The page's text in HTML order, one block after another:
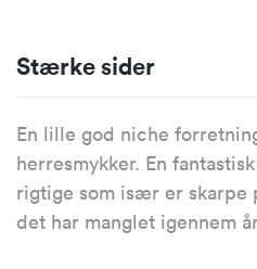
Stærke sider
En lille god niche
herresmykker. En
rigtige som især er skarpe
det har manglet igennem